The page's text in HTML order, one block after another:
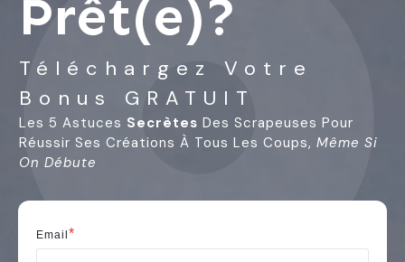
Prêt(e)?
Téléchargez Votre
Bonus GRATUIT
Les 5 Astuces Secrètes Des Scrapeuses Pour
Réussir Ses Créations À Tous Les Coups, Même Si
On Débute
Email *